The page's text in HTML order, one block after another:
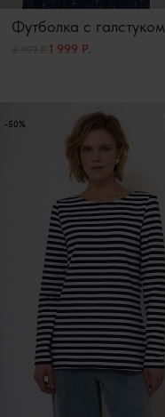
Футболка с галстуком
1 999 Р.
-50%